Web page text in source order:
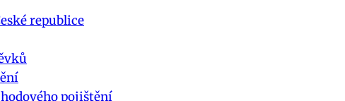
republice
pojištění